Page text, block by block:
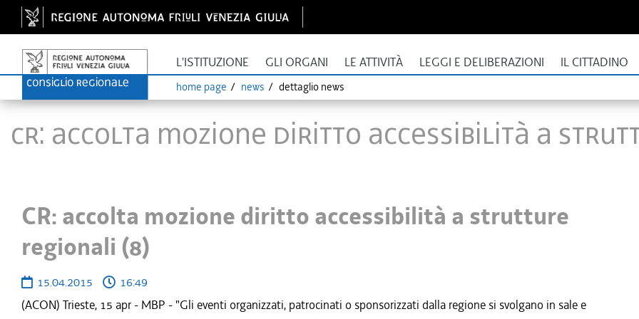
L'ISTITUZIONE GLI ORGANI LE ATTIVITÀ LEGGI E DELIBERAZIONI IL CITTADINO
home page news dettaglio news
CR: accolta mozione diritto accessibilità a
CR: accolta mozione diritto accessibilità a strutture
regionali (8)
15.04.2015
16:49
(ACON) Trieste, 15 apr - MBP - "Gli eventi organizzati, patrocinati o sponsorizzati dalla regione si svolgano in sale e